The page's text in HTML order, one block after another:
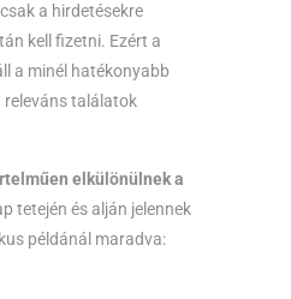
a hirdetésekre
kell fizetni. Ezért a
a minél hatékonyabb
releváns találatok
elkülönülnek a
tetején és alján jelennek
példánál maradva: